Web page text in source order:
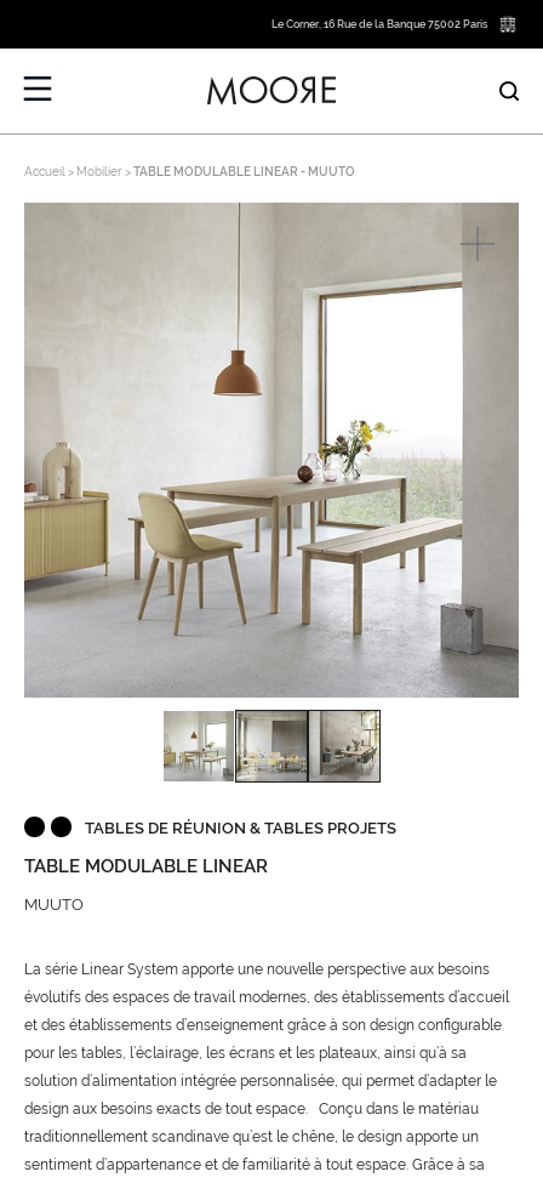
Le Corner, 16 Rue de la Banque 75002 Paris
Accueil Mobilier TABLE MODULABLE LINEAR - MUUTO
TABLES DE RÉUNION & TABLES PROJETS
TABLE MODULABLE LINEAR
MUUTO
La série Linear System apporte une nouvelle perspective aux besoins
évolutifs des espaces de travail modernes, des établissements d’accueil
et des établissements d’enseignement grâce à son design configurable
pour les tables, l’éclairage, les écrans et les plateaux, ainsi qu’à sa
solution d’alimentation intégrée personnalisée, qui permet d’adapter le
design aux besoins exacts de tout espace. Conçu dans le matériau
traditionnellement scandinave qu’est le chêne, le design apporte un
sentiment d’appartenance et de familiarité à tout espace. Grâce à sa